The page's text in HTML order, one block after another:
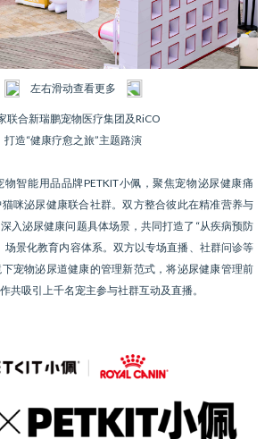
左右滑动查看更多
联合新瑞鹏宠物医疗集团及RiCO
打造“健康疗愈之旅”主题路演
智能用品品牌PETKIT小佩，聚焦宠物泌尿健康痛
咪泌尿健康联合社群。双方整合彼此在精准营养与
入泌尿健康问题具体场景，共同打造了“从疾病预防
场景化教育内容体系。双方以专场直播、社群问诊等
宠物泌尿道健康的管理新范式，将泌尿健康管理前
共吸引上千名宠主参与社群互动及直播。